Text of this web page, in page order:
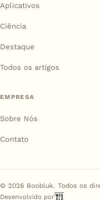
Aplicativos
Ciência
Destaque
Todos os artigos
EMPRESA
Sobre Nós
Contato
© 2026 Boobluk. Todos os
Desenvolvido por